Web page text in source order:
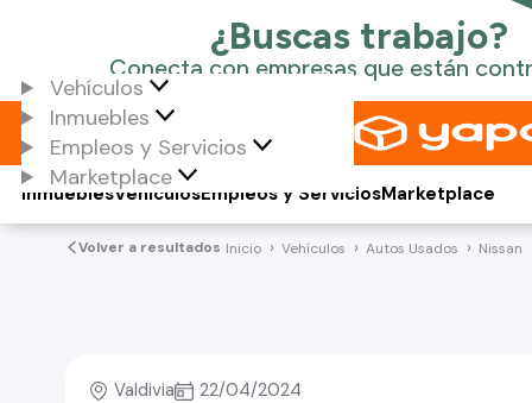
Vehículos
Inmuebles
Empleos y Servicios
Marketplace
Vehículos
Inmuebles Empleos y ServiciosMarketplace
Volver a resultados Inicio Vehículos Autos Usados Nissan
Valdivia 22/04/2024